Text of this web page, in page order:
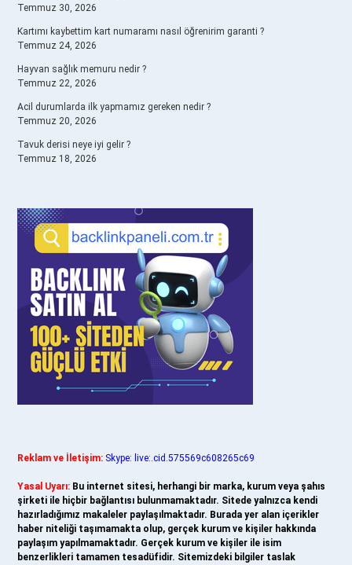
Temmuz 30, 2026
Kartımı kaybettim kart numaramı nasıl öğrenirim garanti ?
Temmuz 24, 2026
Hayvan sağlık memuru nedir ?
Temmuz 22, 2026
Acil durumlarda ilk yapmamız gereken nedir ?
Temmuz 20, 2026
Tavuk derisi neye iyi gelir ?
Temmuz 18, 2026
Reklam ve İletişim: Skype: live:.cid.575569c608265c69
Yasal Uyarı: Bu internet sitesi, herhangi bir marka, kurum veya şahıs
şirketi ile hiçbir bağlantısı bulunmamaktadır. Sitede yalnızca kendi
hazırladığımız makaleler paylaşılmaktadır. Burada yer alan içerikler
haber niteliği taşımamakta olup, gerçek kurum ve kişiler hakkında
paylaşım yapılmamaktadır. Gerçek kurum ve kişiler ile isim
benzerlikleri tamamen tesadüfidir. Sitemizdeki bilgiler taslak